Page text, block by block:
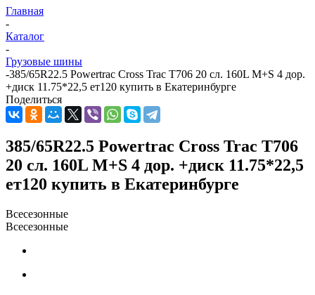
Главная
-
Каталог
-
Грузовые шины
-385/65R22.5 Powertrac Сross Trac T706 20 сл. 160L M+S 4 дор.
+диск 11.75*22,5 ет120 купить в Екатеринбурге
Поделиться
385/65R22.5 Powertrac Сross Trac T706
20 сл. 160L M+S 4 дор. +диск 11.75*22,5
ет120 купить в Екатеринбурге
Всесезонные
Всесезонные